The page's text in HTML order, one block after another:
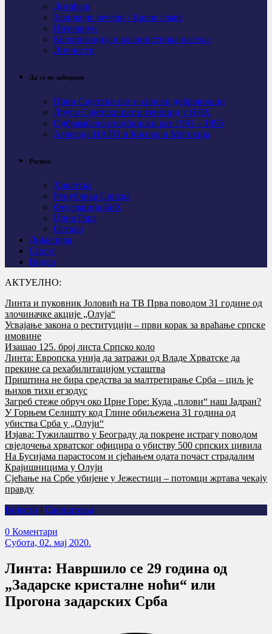
Догађаји
Завичајне вечери / Крсне славе
Интервјуи
Колонизација и колонистичка насеља
Личности
Да се не заборави
Први Свјeтски рат и српски добровољци
Други Свјетски рат и геноцид у НДХ
Одбрамбено отаџбински рат 1991 – 1995
Агресија НАТО и Косово и Метохија
Регион
Хрватска
Република Српска
Федерација БиХ
Црна Гора
Остало
Дијаспора
Спорт
Видео
АКТУЕЛНО:
Линта и пуковник Јоловић на ТВ Прва поводом 31 године од
злочиначке акције „Олуја“
Усвајање закона о реституцији – први корак за враћање српске
имовине
Изашао 125. број листа Српско коло
Линта: Европска унија да затражи од Владе Хрватске да
прекине са рехабилитацијом усташтва
Приштина не бира средства за малтретирање Срба – циљ је
њихов тихи егзодус
Загреб стеже обруч око Црне Горе: Куда „плови“ наш Јадран?
У Горњем Селишту код Глине обиљежена 31 година од
убиства Срба у „Олуји“
Изјава: Тужилаштво у Београду да покрене истрагу поводом
свједочења хрватског официра о убиству 500 српских цивила
На Бусијама парастосом и сјећањем одата почаст страдалим
Крајишницима у Олуји
Сјећање на Србе убијене у Јежестици – потомци жртава чекају
правду
Вијести / Саопштења
0 Коментари
Субота, 02. мај 2020.
Линта: Навршило се 29 година од
„Задарске кристалне ноћи“ или
Прогона задарских Срба